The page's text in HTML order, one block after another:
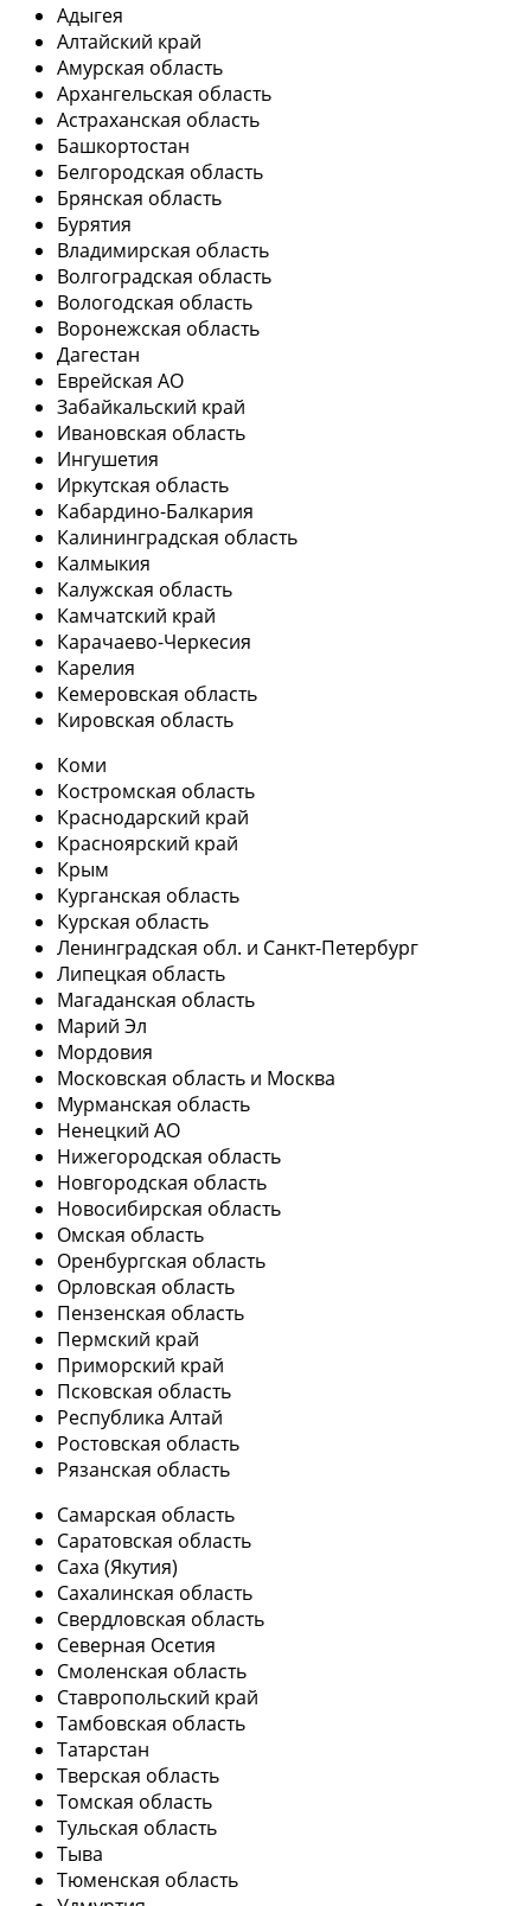
Адыгея
Алтайский край
Амурская область
Архангельская область
Астраханская область
Башкортостан
Белгородская область
Брянская область
Бурятия
Владимирская область
Волгоградская область
Вологодская область
Воронежская область
Дагестан
Еврейская АО
Забайкальский край
Ивановская область
Ингушетия
Иркутская область
Кабардино-Балкария
Калининградская область
Калмыкия
Калужская область
Камчатский край
Карачаево-Черкесия
Карелия
Кемеровская область
Кировская область
Коми
Костромская область
Краснодарский край
Красноярский край
Крым
Курганская область
Курская область
Ленинградская обл. и Санкт-Петербург
Липецкая область
Магаданская область
Марий Эл
Мордовия
Московская область и Москва
Мурманская область
Ненецкий АО
Нижегородская область
Новгородская область
Новосибирская область
Омская область
Оренбургская область
Орловская область
Пензенская область
Пермский край
Приморский край
Псковская область
Республика Алтай
Ростовская область
Рязанская область
Самарская область
Саратовская область
Саха (Якутия)
Сахалинская область
Свердловская область
Северная Осетия
Смоленская область
Ставропольский край
Тамбовская область
Татарстан
Тверская область
Томская область
Тульская область
Тыва
Тюменская область